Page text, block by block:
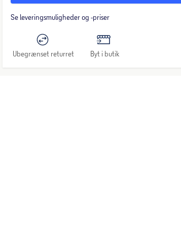
Se leveringsmuligheder og -priser
Ubegrænset returret Byt i butik